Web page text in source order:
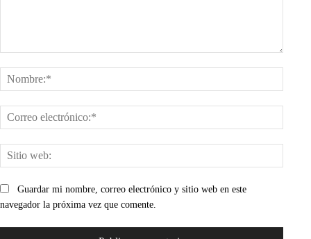
web:
Guardar mi nombre, correo electrónico y sitio web en este
navegador la próxima vez que comente.